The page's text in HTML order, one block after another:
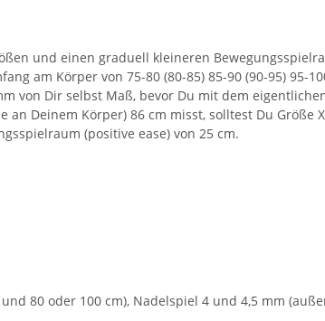
und einen graduell kleineren
am Körper von 75-80 (80-85) 85-90 (90-95) 95-
von Dir selbst Maß, bevor Du mit dem
Deinem Körper) 86 cm misst, solltest Du Größe
(positive ease) von 25 cm.
80 oder 100 cm), Nadelspiel 4 und 4,5 mm